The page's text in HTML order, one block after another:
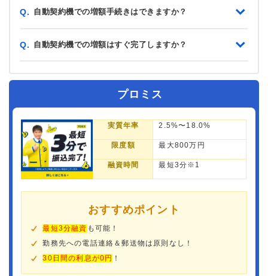
Q. 自動契約機での増額手続きはできますか？
Q. 自動契約機での増額はすぐ完了しますか？
プロミス
実質年率 2.5%〜18.0%
限度額 最大800万円
融資時間 最短3分※1
おすすめポイント
最短3分融資 も可能！
勤務先への電話連絡＆郵送物は原則なし！
30日間の利息が0円 ！